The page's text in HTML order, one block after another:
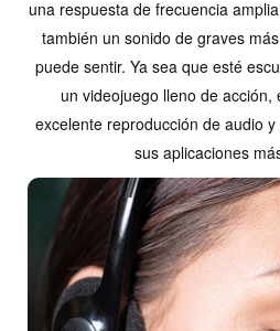
una respuesta de frecuencia
también un sonido de graves
puede sentir. Ya sea que esté
un videojuego lleno de acción,
excelente reproducción de audio
sus aplicaciones